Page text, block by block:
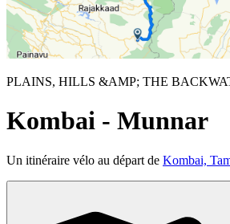
PLAINS, HILLS &AMP; THE
Kombai - Munnar
Un itinéraire vélo au départ de Kombai,